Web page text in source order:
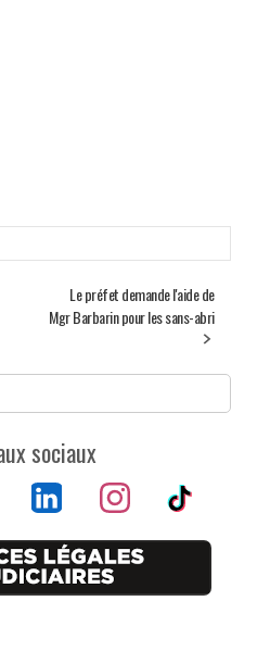
Le préfet demande l'aide de
Mgr Barbarin pour les sans-abri
sociaux